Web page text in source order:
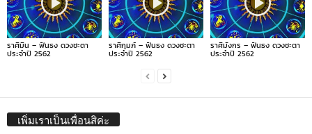
ราศีมีน – ฟันธง ดวงชะตา
ประจำปี 2562
ราศีกุมภ์ – ฟันธง ดวงชะตา
ประจำปี 2562
ราศีมังกร – ฟันธง ดวงชะตา
ประจำปี 2562
เพิ่มเราเป็นเพื่อนสิค่ะ